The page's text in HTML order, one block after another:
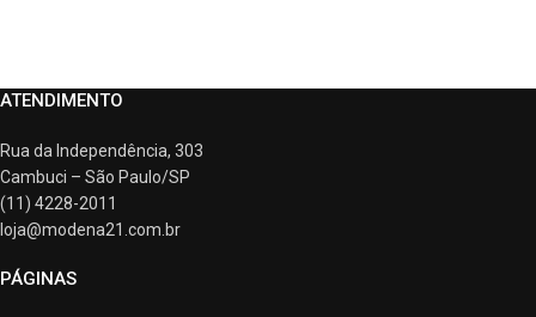
ATENDIMENTO
Rua da Independência, 303
Cambuci – São Paulo/SP
(11) 4228-2011
loja@modena21.com.br
PÁGINAS